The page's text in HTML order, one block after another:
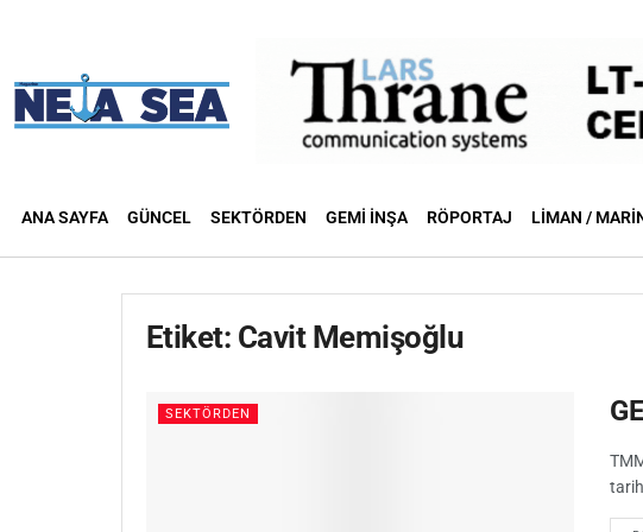
ANA SAYFA GÜNCEL SEKTÖRDEN GEMI İNŞA RÖPORTAJ LIMAN /
Etiket: Cavit Memişoğlu
SEKTÖRDEN